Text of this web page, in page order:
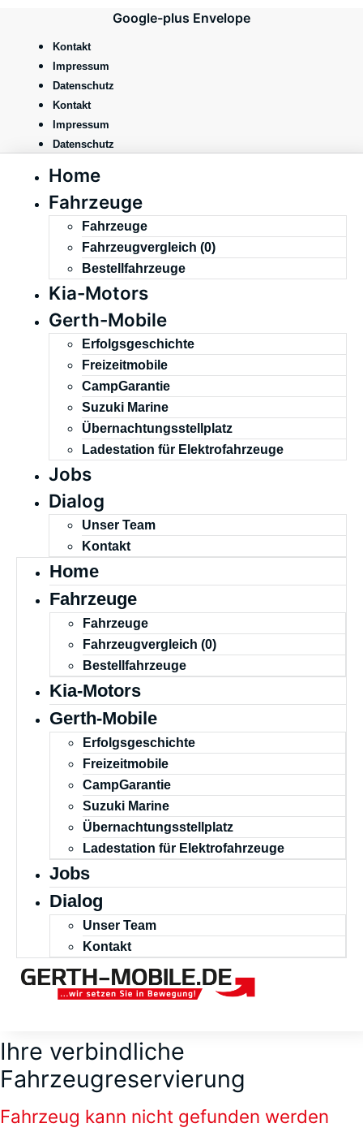
springen
Google-plus Envelope
Kontakt
Impressum
Datenschutz
Kontakt
Impressum
Datenschutz
Home
Fahrzeuge
Fahrzeuge
Fahrzeugvergleich (0)
Bestellfahrzeuge
Kia-Motors
Gerth-Mobile
Erfolgsgeschichte
Freizeitmobile
CampGarantie
Suzuki Marine
Übernachtungsstellplatz
Ladestation für Elektrofahrzeuge
Jobs
Dialog
Unser Team
Kontakt
Home
Fahrzeuge
Fahrzeuge
Fahrzeugvergleich (0)
Bestellfahrzeuge
Kia-Motors
Gerth-Mobile
Erfolgsgeschichte
Freizeitmobile
CampGarantie
Suzuki Marine
Übernachtungsstellplatz
Ladestation für Elektrofahrzeuge
Jobs
Dialog
Unser Team
Kontakt
Ihre verbindliche
Fahrzeugreservierung
Fahrzeug kann nicht gefunden werden